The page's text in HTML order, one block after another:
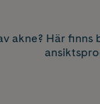
akne? Här